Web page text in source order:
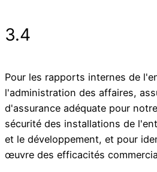
3.4
Pour les rapports internes de
l'administration des affaires,
d'assurance adéquate pour
sécurité des installations de
et le développement, et pour
œuvre des efficacités